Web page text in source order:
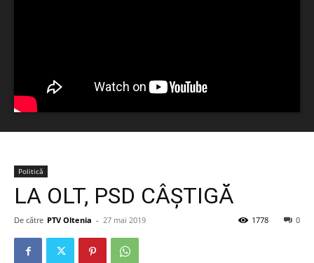
Politică
LA OLT, PSD CÂȘTIGĂ
De către PTV Oltenia - 27 mai 2019 0
1778